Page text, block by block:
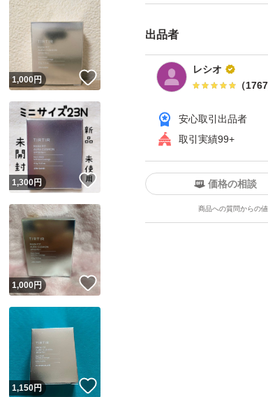
出品者
レシオ
（1767
安心取引出品者
取引実績99+
ユーザーの実績について
価格の相談
商品への質問からの
いね！
1,000円 いいね！
いいね！
1,300円
いね！
1,000円 いいね！
いね！
1,150円